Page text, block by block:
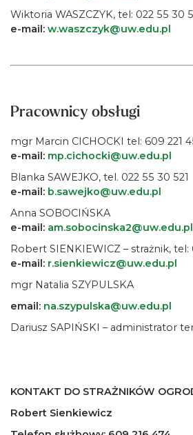
Wiktoria WASZCZYK, tel: 022 55 30
e-mail: w.waszczyk@uw.edu.pl
Pracownicy obsługi
mgr Marcin CICHOCKI tel: 609 221
e-mail: mp.cichocki@uw.edu.pl
Blanka SAWEJKO, tel. 022 55 30 521
e-mail: b.sawejko@uw.edu.pl
Anna SOBOCIŃSKA
e-mail: am.sobocinska2@uw.edu.pl
Robert SIENKIEWICZ – strażnik,
e-mail: r.sienkiewicz@uw.edu.pl
mgr Natalia SZYPULSKA
email: na.szypulska@uw.edu.pl
Dariusz SAPIŃSKI – administrator
KONTAKT DO STRAŻNIKÓW
Robert Sienkiewicz